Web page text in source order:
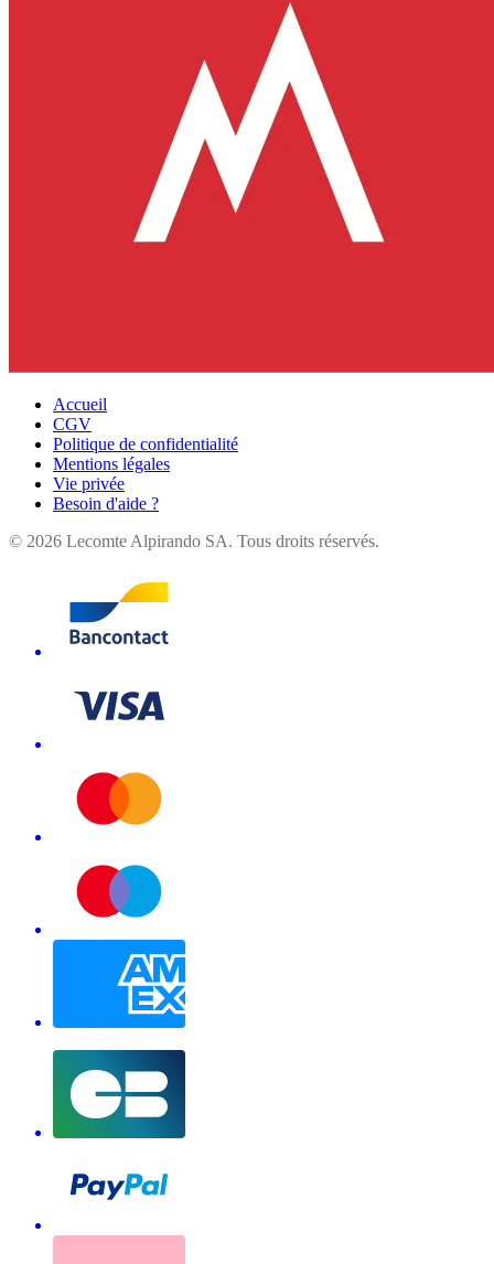
Accueil
CGV
Politique de confidentialité
Mentions légales
Vie privée
Besoin d'aide ?
© 2026 Lecomte Alpirando SA. Tous droits réservés.